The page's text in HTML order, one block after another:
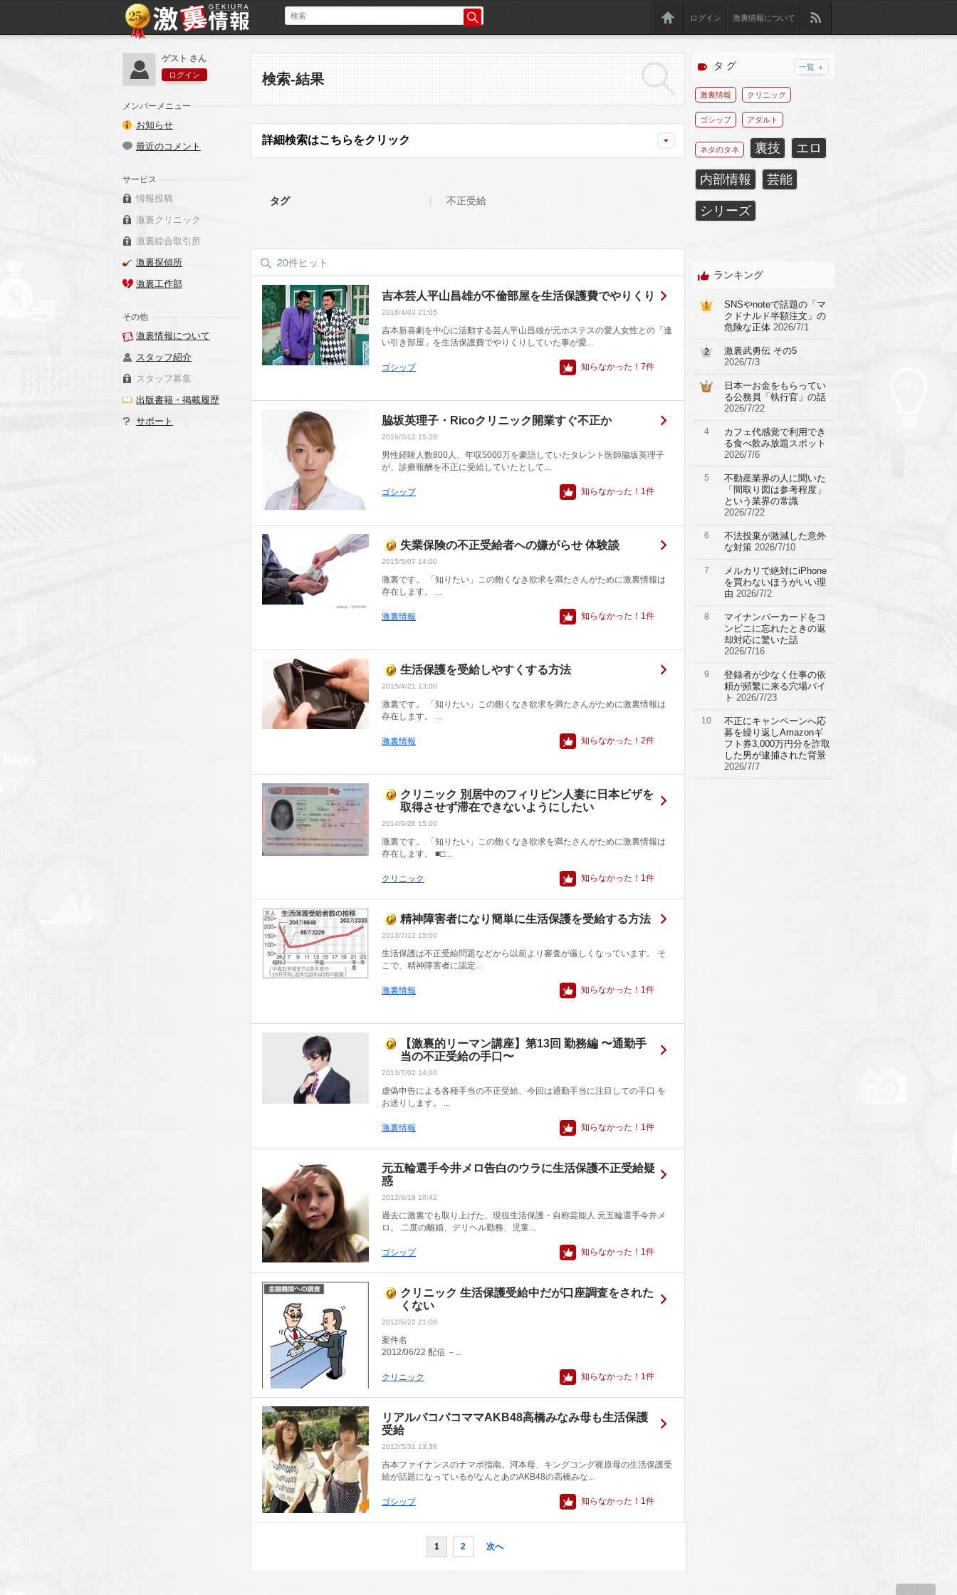
ログイン 激裏情報について
検索-結果
詳細検索はこちらをクリック
タグ 不正受給
20件ヒット
吉本芸人平山昌雄が不倫部屋を生活保護費でやりくり
2016/4/03 21:05
吉本新喜劇を中心に活動する芸人平山昌雄が元ホステスの愛人女性との「逢
い引き部屋」を生活保護費でやりくりしていた事が愛...
ゴシップ 知らなかった！ 7件
脇坂英理子・Ricoクリニック開業すぐ不正か
2016/3/12 15:28
男性経験人数800人、年収5000万を豪語していたタレント医師脇坂英理子
が、診療報酬を不正に受給していたとして...
ゴシップ 知らなかった！ 1件
失業保険の不正受給者への嫌がらせ 体験談
2015/5/07 14:00
激裏です。 「知りたい」この飽くなき欲求を満たさんがために激裏情報は
存在します。 ...
激裏情報 知らなかった！ 1件
生活保護を受給しやすくする方法
2015/4/21 13:00
激裏です。 「知りたい」この飽くなき欲求を満たさんがために激裏情報は
存在します。 ...
激裏情報 知らなかった！ 2件
クリニック 別居中のフィリピン人妻に日本ビザを
取得させず滞在できないようにしたい
2014/9/26 15:00
激裏です。 「知りたい」この飽くなき欲求を満たさんがために激裏情報は
存在します。 ■□...
クリニック 知らなかった！ 1件
精神障害者になり簡単に生活保護を受給する方法
2013/7/12 15:00
生活保護は不正受給問題などから以前より審査が厳しくなっています。 そ
こで、精神障害者に認定...
激裏情報 知らなかった！ 1件
【激裏的リーマン講座】第13回 勤務編 〜通勤手
当の不正受給の手口〜
2013/7/02 14:00
虚偽申告による各種手当の不正受給、今回は通勤手当に注目しての手口 を
お送りします。 ...
激裏情報 知らなかった！ 1件
元五輪選手今井メロ告白のウラに生活保護不正受給疑
惑
2012/9/18 10:42
過去に激裏でも取り上げた、現役生活保護・自称芸能人 元五輪選手今井メ
ロ。 二度の離婚、デリヘル勤務、児童...
ゴシップ 知らなかった！ 1件
クリニック 生活保護受給中だが口座調査をされた
くない
2012/6/22 21:00
案件名
2012/06/22 配信 －...
クリニック 知らなかった！ 1件
リアルパコパコママAKB48高橋みなみ母も生活保護
受給
2012/5/31 13:38
吉本ファイナンスのナマポ指南。河本母、キングコング梶原母の生活保護受
給が話題になっているがなんとあのAKB48の高橋みな...
ゴシップ 知らなかった！ 1件
1 2 次へ
ゲスト さん
ログイン
メンバーメニュー
お知らせ
最近のコメント
サービス
情報投稿
激裏クリニック
激裏綜合取引所
激裏探偵所
激裏工作部
その他
激裏情報について
スタッフ紹介
スタッフ募集
出版書籍・掲載履歴
サポート
タ グ 一覧 ＋
激裏情報 クリニック
ゴシップ アダルト
ネタのタネ 裏技 エロ
内部情報 芸能
シリーズ
ランキング
1
SNSやnoteで話題の「マ
クドナルド半額注文」の
危険な正体 2026/7/1
2
激裏武勇伝 その5
2026/7/3
3
日本一お金をもらってい
る公務員「執行官」の話
2026/7/22
4
カフェ代感覚で利用でき
る食べ飲み放題スポット
2026/7/6
5
不動産業界の人に聞いた
「間取り図は参考程度」
という業界の常識
2026/7/22
6
不法投棄が激減した意外
な対策 2026/7/10
7
メルカリで絶対にiPhone
を買わないほうがいい理
由 2026/7/2
8
マイナンバーカードをコ
ンビニに忘れたときの返
却対応に驚いた話
2026/7/16
9
登録者が少なく仕事の依
頼が頻繁に来る穴場バイ
ト 2026/7/23
10
不正にキャンペーンへ応
募を繰り返しAmazonギ
フト券3,000万円分を詐取
した男が逮捕された背景
2026/7/7